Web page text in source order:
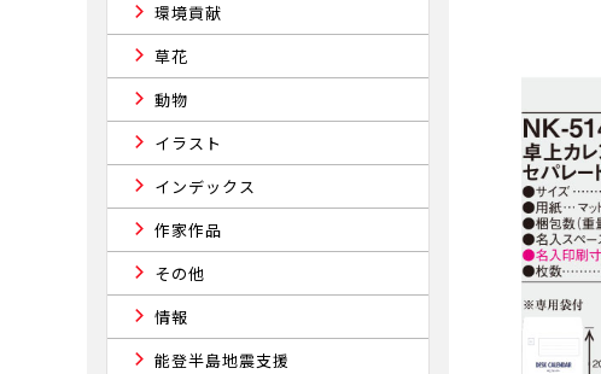
環境貢献
草花
動物
イラスト
インデックス
作家作品
その他
情報
能登半島地震支援